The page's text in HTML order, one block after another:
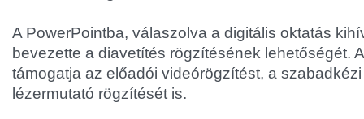
A PowerPointba, válaszolva a digitális oktatás
bevezette a diavetítés rögzítésének lehetőségét.
támogatja az előadói videórögzítést, a
lézermutató rögzítését is.